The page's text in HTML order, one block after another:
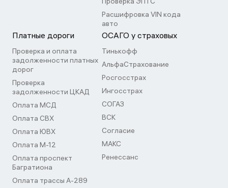
Расшифровка VIN кода
авто
Платные дороги
Проверка и оплата
задолженности платных
дорог
Проверка
задолженности ЦКАД
Оплата МСД
Оплата СВХ
Оплата ЮВХ
Оплата М-12
Оплата проспект
Багратиона
Оплата трассы А-289
ОСАГО у страховых
Тинькофф
АльфаСтрахование
Росгосстрах
Ингосстрах
СОГАЗ
ВСК
Согласие
МАКС
Ренессанс